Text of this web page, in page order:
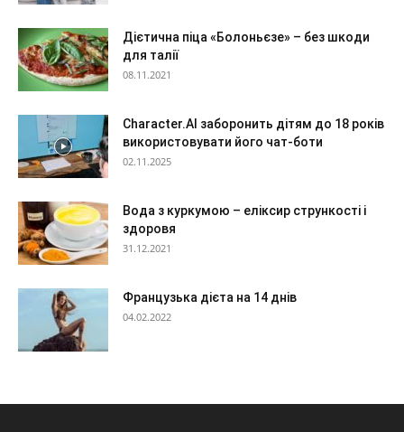
Дієтична піца «Болоньєзе» – без шкоди
для талії
08.11.2021
Character.AI заборонить дітям до 18 років
використовувати його чат-боти
02.11.2025
Вода з куркумою – еліксир стрункості і
здоровя
31.12.2021
Французька дієта на 14 днів
04.02.2022